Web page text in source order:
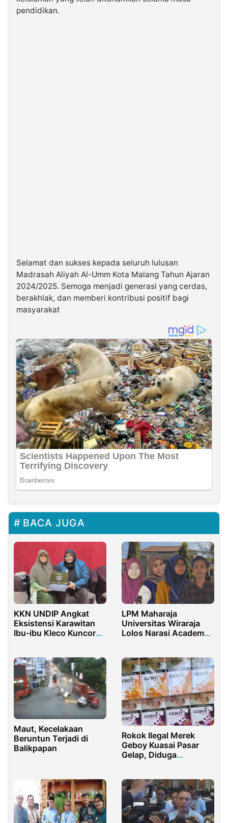
pendidikan.
Selamat dan sukses kepada seluruh lulusan
Madrasah Aliyah Al-Umm Kota Malang Tahun Ajaran
2024/2025. Semoga menjadi generasi yang cerdas,
berakhlak, dan memberi kontribusi positif bagi
masyarakat
BACA JUGA
KKN UNDIP Angkat
Eksistensi Karawitan
Ibu-ibu Kleco Kuncoro
LPM Maharaja
Universitas Wiraraja
Lolos Narasi Academy
Maut, Kecelakaan
Beruntun Terjadi di
Balikpapan
Rokok Ilegal Merek
Geboy Kuasai Pasar
Gelap, Diduga